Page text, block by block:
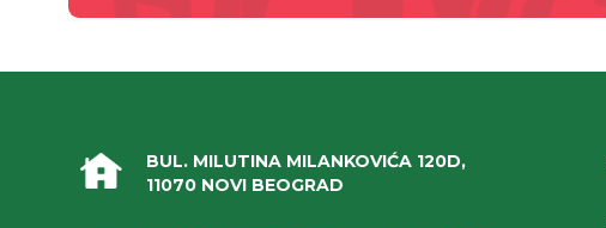
BUL. MILUTINA MILANKOVIĆA 120D,
11070 NOVI BEOGRAD